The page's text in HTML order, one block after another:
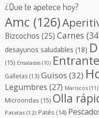
¿Que te apetece hoy?
Amc (126)
Bizcochos (25) Carnes
desayunos saludables (18)
(15) Ensaladas (10)
Galletas (13) Guisos (32)
Legumbres (27) Mariscos (11)
Microondas (15) Olla
Patatas (12) Patés (14)